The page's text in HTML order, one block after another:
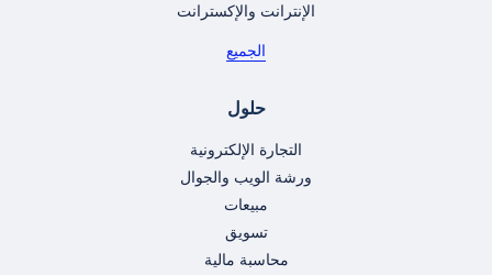
الإنترانت والإكسترانت
الجميع
حلول
التجارة الإلكترونية
ورشة الويب والجوال
مبيعات
تسويق
محاسبة مالية